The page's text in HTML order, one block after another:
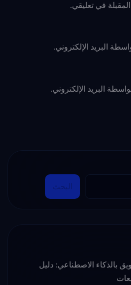
في تعليقي.
البريد الإلكتروني.
البريد الإلكتروني.
البحث
بالذكاء الاصطناعي: دليل